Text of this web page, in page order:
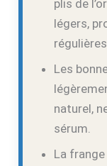
plis de
légers,
Les
naturel,
sérum.
La